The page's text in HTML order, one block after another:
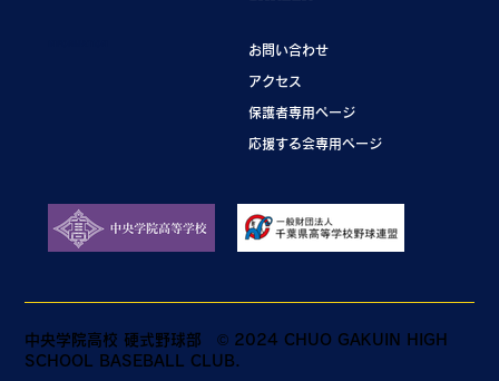
お問い合わせ
アクセス
保護者専用ページ
応援する会専用ページ
中央学院高校 硬式野球部 © 2024 CHUO GAKUIN HIGH
SCHOOL BASEBALL CLUB.